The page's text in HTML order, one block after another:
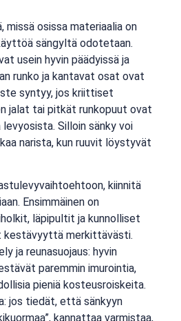
missä osissa materiaalia on
sängyltä odotetaan.
usein hyvin päädyissä ja
runko ja kantavat osat ovat
syntyy, jos kriittiset
jalat tai pitkät runkopuut ovat
Silloin sänky voi
narista, kun ruuvit löystyvät
kiinnitä
Ensimmäinen on
läpipultit ja kunnolliset
kestävyyttä merkittävästi.
ja reunasuojaus: hyvin
paremmin imurointia,
pieniä kosteusroiskeita.
jos tiedät, että sänkyyn
kannattaa varmistaa,